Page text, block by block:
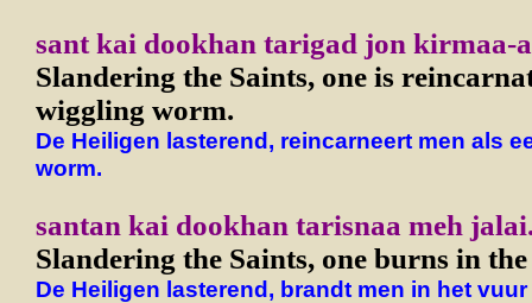
sant kai dookhan tarigad jon kirmaa-
Slandering the Saints, one is
wiggling worm.
De Heiligen lasterend, reincarneert men als
worm.
santan kai dookhan tarisnaa meh
Slandering the Saints, one burns in
De Heiligen lasterend, brandt men in het